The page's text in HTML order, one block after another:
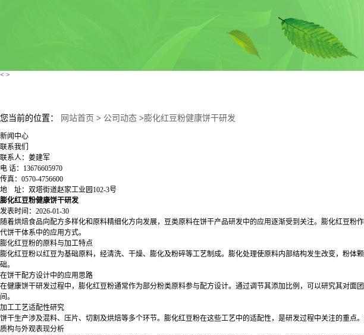
< >
您当前的位置： 网站首页 > 公司动态 >膨化红豆粉健康饼干研发
新闻中心
联系我们
联系人：姜建军
电 话：13676605970
传真：0570-4756600
地 址：双塔街道赵家工业园102-3号
膨化红豆粉健康饼干研发
发表时间：2026-01-30
随着烘焙食品向配方多样化和原料精细化方向发展，豆类原料在饼干产品研发中的应用逐渐受到关注。膨化红豆
代饼干体系中的应用方式。
膨化红豆粉的原料与加工特点
膨化红豆粉以红豆为基础原料，经清洗、干燥、膨化及粉碎等工艺制成。膨化处理使原料内部结构发生改变，粉
础。
在饼干配方设计中的应用思路
在健康饼干研发过程中，膨化红豆粉通常作为部分粉类原料参与配方设计。通过调节其添加比例，可以研究其对
间。
加工工艺适配性研究
饼干生产涉及混料、压片、切割及烘焙等多个环节。膨化红豆粉在这些工艺中的适配性，是研发过程中关注的重
质构与外观表现分析